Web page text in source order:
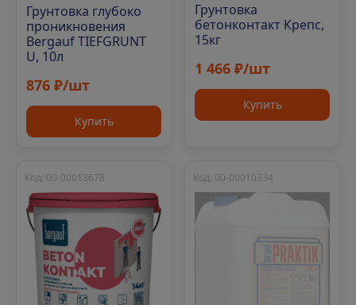
Грунтовка глубоко
проникновения
Bergauf TIEFGRUNT
U, 10л
876 ₽/шт
Купить
Грунтовка
бетонконтакт Крепс,
15кг
1 466 ₽/шт
Купить
Код: 00-00013678 Код: 00-00010334